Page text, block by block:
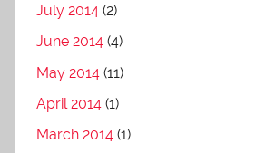
July 2014 (2)
June 2014 (4)
May 2014 (11)
April 2014 (1)
March 2014 (1)